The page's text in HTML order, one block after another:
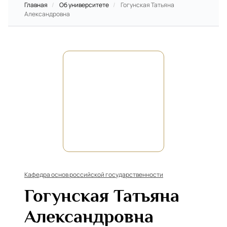
Главная / Об университете /
Гогунская Татьяна
Александровна
Кафедра основ российской государственности
Гогунская Татьяна
Александровна